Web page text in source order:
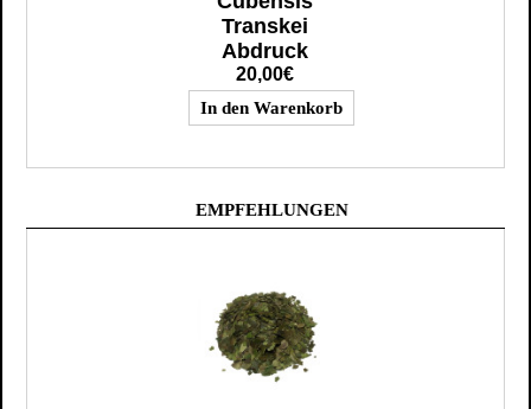
Transkei
Abdruck
20,00€
EMPFEHLUNGEN